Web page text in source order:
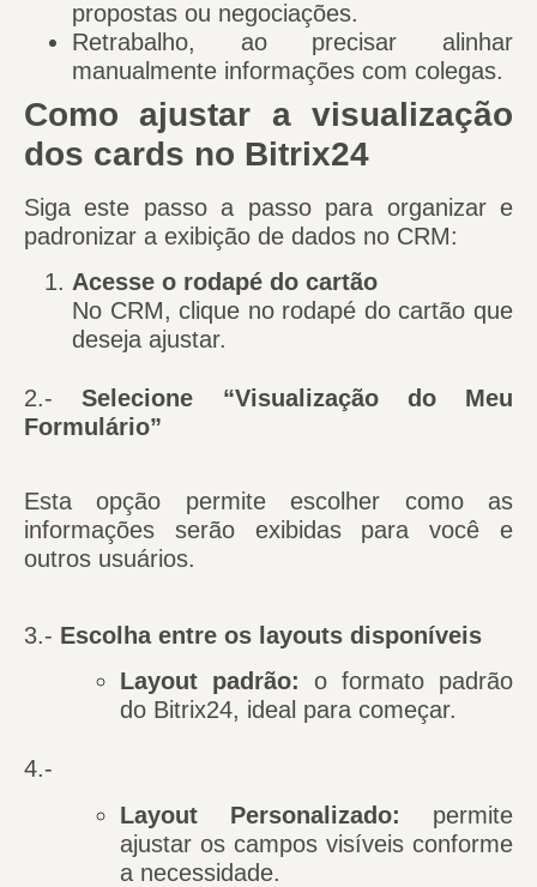
propostas ou negociações.
Retrabalho, ao precisar alinhar
manualmente informações com colegas.
Como ajustar a visualização
dos cards no Bitrix24
Siga este passo a passo para organizar e
padronizar a exibição de dados no CRM:
Acesse o rodapé do cartão
No CRM, clique no rodapé do cartão que
deseja ajustar.
2.- Selecione “Visualização do Meu
Formulário”
Esta opção permite escolher como as
informações serão exibidas para você e
outros usuários.
3.- Escolha entre os layouts disponíveis
Layout padrão: o formato padrão
do Bitrix24, ideal para começar.
4.-
Layout Personalizado: permite
ajustar os campos visíveis conforme
a necessidade.